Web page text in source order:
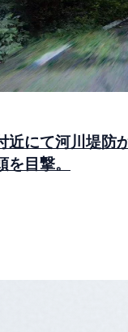
近にて河川堤防
目撃。